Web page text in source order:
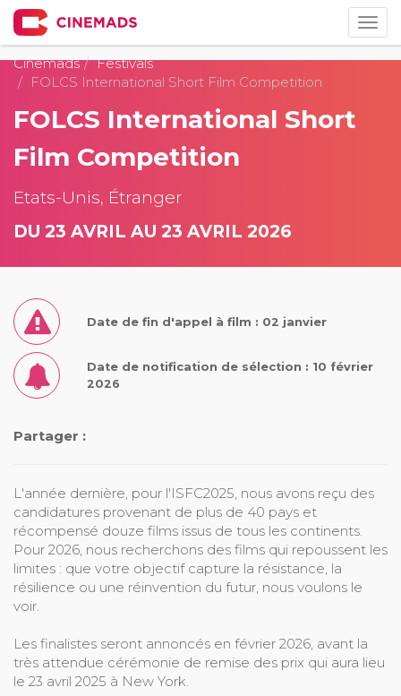
Cinemads
Festivals
FOLCS International Short Film Competition
FOLCS International Short
Film Competition
Etats-Unis, Étranger
DU 23 AVRIL AU 23 AVRIL 2026
Date de fin d'appel à film : 02 janvier
Date de notification de sélection : 10 février
2026
Partager :
L'année dernière, pour l'ISFC2025, nous avons reçu des
candidatures provenant de plus de 40 pays et
récompensé douze films issus de tous les continents.
Pour 2026, nous recherchons des films qui repoussent les
limites : que votre objectif capture la résistance, la
résilience ou une réinvention du futur, nous voulons le
voir.
Les finalistes seront annoncés en février 2026, avant la
très attendue cérémonie de remise des prix qui aura lieu
le 23 avril 2025 à New York.